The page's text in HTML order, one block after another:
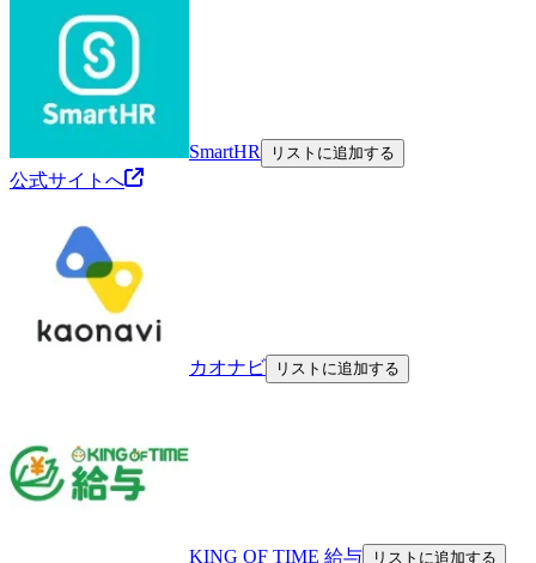
SmartHR リストに追加する
公式サイトへ
カオナビ リストに追加する
KING OF TIME 給与 リストに追加する